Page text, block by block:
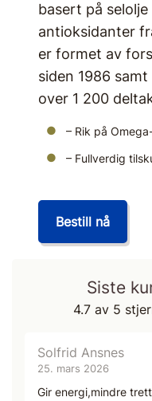
basert på
antioksidanter
er formet av
siden 1986
over 1 200
– Rik på
– Fullverdig
Bestill nå
Siste
4.7av 5
Solfrid Ansnes
25. mars 2026
Gir energi,mindre